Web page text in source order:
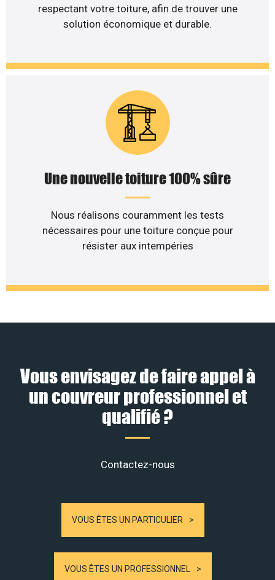
respectant votre toiture, afin de trouver une
solution économique et durable.
Une nouvelle toiture 100% sûre
Nous réalisons couramment les tests
nécessaires pour une toiture conçue pour
résister aux intempéries
Vous envisagez de faire appel à
un couvreur professionnel et
qualifié ?
Contactez-nous
VOUS ÊTES UN PARTICULIER
VOUS ÊTES UN PROFESSIONNEL